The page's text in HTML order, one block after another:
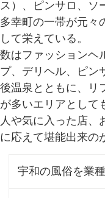
ス）、ピンサロ、ソ
多幸町の一帯が元々
して栄えている。
数はファッションヘ
プ、デリヘル、ピン
後温泉とともに、リ
が多いエリアとして
人や気に入った店、
に応えて堪能出来の
宇和の風俗を業